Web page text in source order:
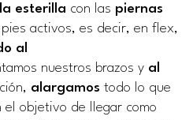
esterilla con las piernas
activos, es decir, en flex,
al
nuestros brazos y al
alargamos todo lo que
el objetivo de llegar como